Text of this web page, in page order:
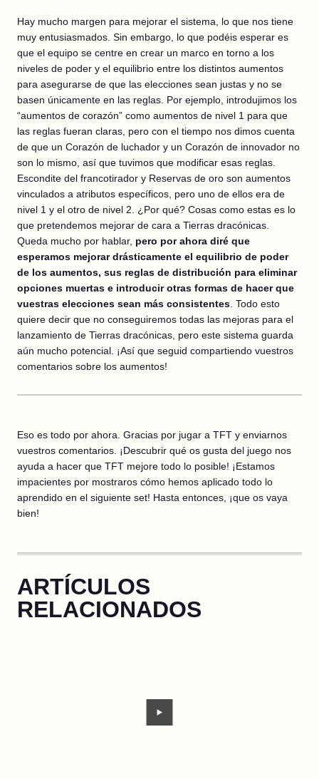
Hay mucho margen para mejorar el sistema, lo que nos tiene
muy entusiasmados. Sin embargo, lo que podéis esperar es
que el equipo se centre en crear un marco en torno a los
niveles de poder y el equilibrio entre los distintos aumentos
para asegurarse de que las elecciones sean justas y no se
basen únicamente en las reglas. Por ejemplo, introdujimos los
“aumentos de corazón” como aumentos de nivel 1 para que
las reglas fueran claras, pero con el tiempo nos dimos cuenta
de que un Corazón de luchador y un Corazón de innovador no
son lo mismo, así que tuvimos que modificar esas reglas.
Escondite del francotirador y Reservas de oro son aumentos
vinculados a atributos específicos, pero uno de ellos era de
nivel 1 y el otro de nivel 2. ¿Por qué? Cosas como estas es lo
que pretendemos mejorar de cara a Tierras dracónicas.
Queda mucho por hablar, pero por ahora diré que
esperamos mejorar drásticamente el equilibrio de poder
de los aumentos, sus reglas de distribución para eliminar
opciones muertas e introducir otras formas de hacer que
vuestras elecciones sean más consistentes . Todo esto
quiere decir que no conseguiremos todas las mejoras para el
lanzamiento de Tierras dracónicas, pero este sistema guarda
aún mucho potencial. ¡Así que seguid compartiendo vuestros
comentarios sobre los aumentos!
Eso es todo por ahora. Gracias por jugar a TFT y enviarnos
vuestros comentarios. ¡Descubrir qué os gusta del juego nos
ayuda a hacer que TFT mejore todo lo posible! ¡Estamos
impacientes por mostraros cómo hemos aplicado todo lo
aprendido en el siguiente set! Hasta entonces, ¡que os vaya
bien!
ARTÍCULOS
RELACIONADOS